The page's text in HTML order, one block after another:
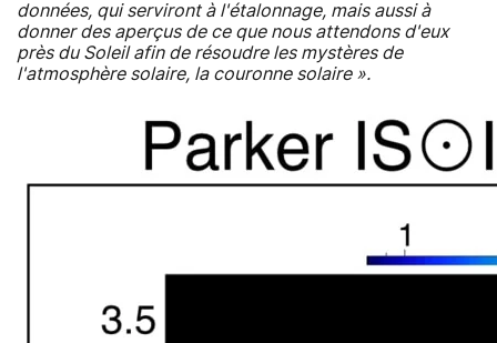
données, qui serviront à l'étalonnage, mais aussi à
donner des aperçus de ce que nous attendons d'eux
près du Soleil afin de résoudre les mystères de
l'atmosphère solaire, la couronne solaire ».